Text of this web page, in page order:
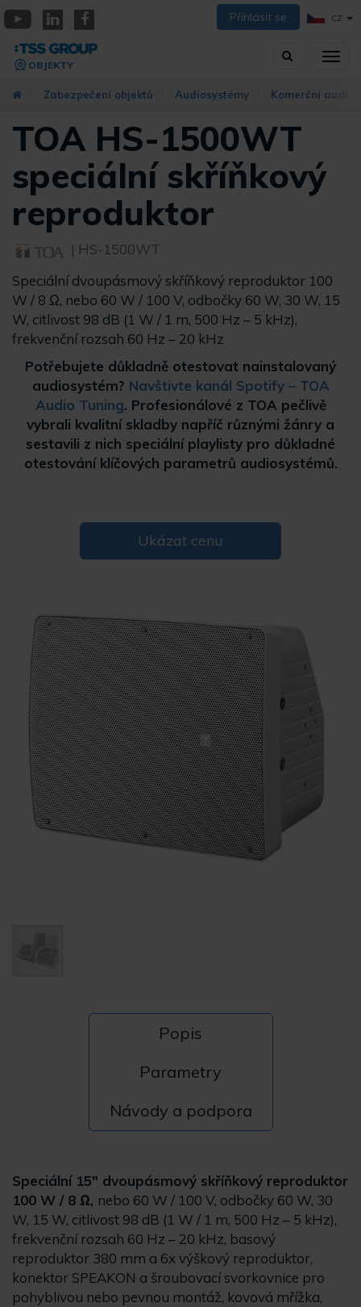
Přejít
k
hlavnímu
obsahu
Přihlásit se CZ
Vyhledávání
OBJEKTY
Zabezpečení objektů Audiosystémy Komerční audio
TOA HS-1500WT
speciální skříňkový
reproduktor
| HS-1500WT
Speciální dvoupásmový skříňkový reproduktor 100
W / 8 Ω, nebo 60 W / 100 V, odbočky 60 W, 30 W, 15
W, citlivost 98 dB (1 W / 1 m, 500 Hz – 5 kHz),
frekvenční rozsah 60 Hz – 20 kHz
Potřebujete důkladně otestovat nainstalovaný
audiosystém? Navštivte kanál Spotify – TOA
Audio Tuning. Profesionálové z TOA pečlivě
vybrali kvalitní skladby napříč různými žánry a
sestavili z nich speciální playlisty pro důkladné
otestování klíčových parametrů audiosystémů.
Ukázat cenu
Popis
Parametry
Návody a podpora
Speciální 15" dvoupásmový skříňkový reproduktor
100 W / 8 Ω, nebo 60 W / 100 V, odbočky 60 W, 30
W, 15 W, citlivost 98 dB (1 W / 1 m, 500 Hz – 5 kHz),
frekvenční rozsah 60 Hz – 20 kHz, basový
reproduktor 380 mm a 6x výškový reproduktor,
konektor SPEAKON a šroubovací svorkovnice pro
pohyblivou nebo pevnou montáž, kovová mřížka,